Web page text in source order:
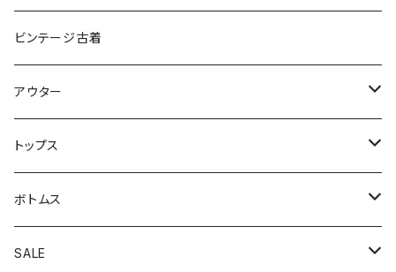
ビンテージ古着
アウター
アウトドアジャケット
カバーオール
コート
トップス
カーディガン
スウェット
ボトムス
オーバーオール
SALE